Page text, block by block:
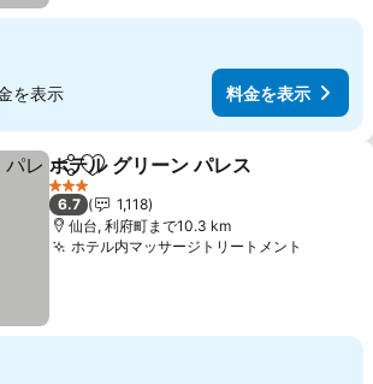
を表示 料金を表示
シェアお気に入りに追加
ホテル グリーン パレス
3 ホテルのランク
6.7
1,118
仙台, 利府町まで10.3 km
ホテル内マッサージトリートメント